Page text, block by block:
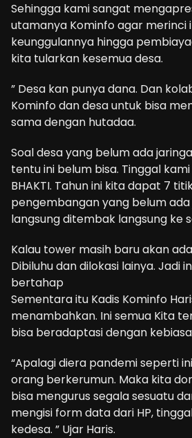
Sehingga kami sangat
utamanya Kominfo agar merinci
keunggulannya hingga
kita tularkan kesemua desa.
” Desa kan punya dana. Dan
Kominfo dan desa untuk bisa
sama dengan hutadaa.
Soal desa yang belum ada
tentu ini belum bisa. Tinggal
BHAKTI. Tahun ini kita dapat 7
pengembangan yang belum ada
langsung ditembak langsung ke
Kalau tower masih baru akan
Dibiluhu dan dilokasi lainya. Jadi
bertahap
Sementara itu Kadis Kominfo
menambahkan. Ini semua Kita
bisa beradaptasi dengan
“Apalagi diera pandemi seperti
orang berkerumun. Maka kita
bisa mengurus segala sesuatu
mengisi form data dari HP,
kedesa. ” Ujar Haris.